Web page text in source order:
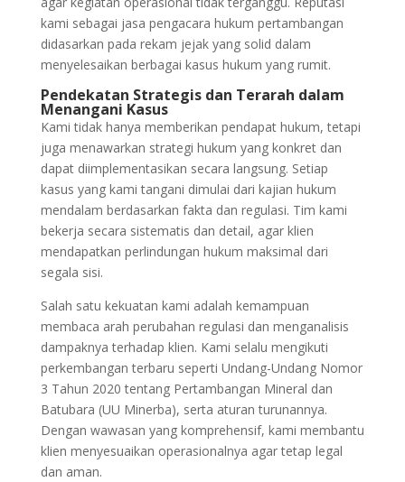
kami sebagai jasa pengacara hukum pertambangan
didasarkan pada rekam jejak yang solid dalam
menyelesaikan berbagai kasus hukum yang rumit.
Pendekatan Strategis dan Terarah dalam
Menangani Kasus
Kami tidak hanya memberikan pendapat hukum, tetapi
juga menawarkan strategi hukum yang konkret dan
dapat diimplementasikan secara langsung. Setiap
kasus yang kami tangani dimulai dari kajian hukum
mendalam berdasarkan fakta dan regulasi. Tim kami
bekerja secara sistematis dan detail, agar klien
mendapatkan perlindungan hukum maksimal dari
segala sisi.
Salah satu kekuatan kami adalah kemampuan
membaca arah perubahan regulasi dan menganalisis
dampaknya terhadap klien. Kami selalu mengikuti
perkembangan terbaru seperti Undang-Undang Nomor
3 Tahun 2020 tentang Pertambangan Mineral dan
Batubara (UU Minerba), serta aturan turunannya.
Dengan wawasan yang komprehensif, kami membantu
klien menyesuaikan operasionalnya agar tetap legal
dan aman.